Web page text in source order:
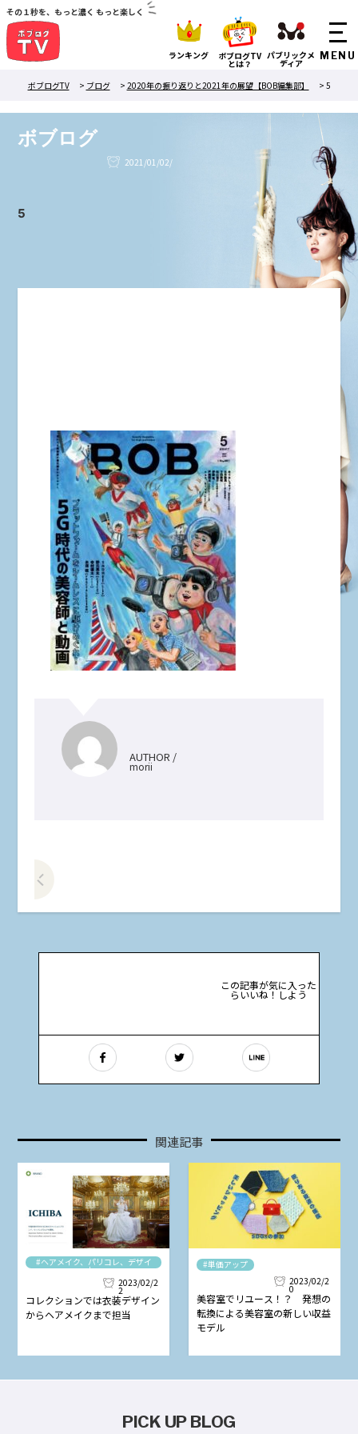
その１秒を、もっと濃く もっと楽しく
ランキング ボブログTV
とは？
パブリックメ
ディア
ボブログTV
> ブログ > 2020年の振り返りと2021年の展望【BOB編集部】 > 5
ボブログ
2021/01/02/
5
AUTHOR /
morii
この記事が気に入った
らいいね！しよう
関連記事
#ヘアメイク、パリコレ、デザイ
ナー
2023/02/2
2
コレクションでは衣装デザイン
からヘアメイクまで担当
#単価アップ
2023/02/2
0
美容室でリユース！？ 発想の
転換による美容室の新しい収益
モデル
PICK UP BLOG